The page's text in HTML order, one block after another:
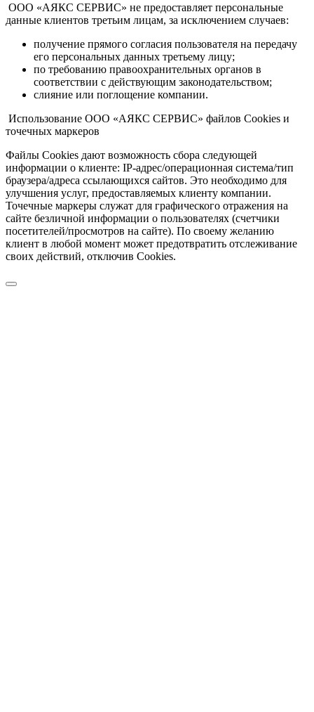
ООО «АЯКС СЕРВИС» не предоставляет персональные
данные клиентов третьим лицам, за исключением случаев:
получение прямого согласия пользователя на передачу
его персональных данных третьему лицу;
по требованию правоохранительных органов в
соответствии с действующим законодательством;
слияние или поглощение компании.
Использование ООО «АЯКС СЕРВИС» файлов Cookies и
точечных маркеров
Файлы Cookies дают возможность сбора следующей
информации о клиенте: IP-адрес/операционная система/тип
браузера/адреса ссылающихся сайтов. Это необходимо для
улучшения услуг, предоставляемых клиенту компании.
Точечные маркеры служат для графического отражения на
сайте безличной информации о пользователях (счетчики
посетителей/просмотров на сайте). По своему желанию
клиент в любой момент может предотвратить отслеживание
своих действий, отключив Cookies.